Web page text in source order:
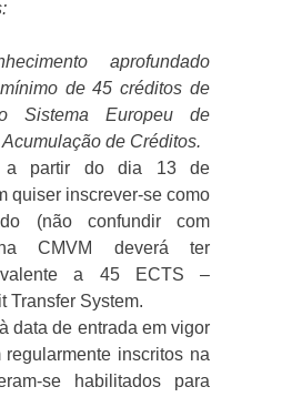
aprofundado
de 45 créditos de
Sistema Europeu de
de Créditos.
a partir do dia 13 de
quiser inscrever-se como
(não confundir com
na CMVM deverá ter
a 45 ECTS –
Transfer System.
data de entrada em vigor
inscritos na
se habilitados para